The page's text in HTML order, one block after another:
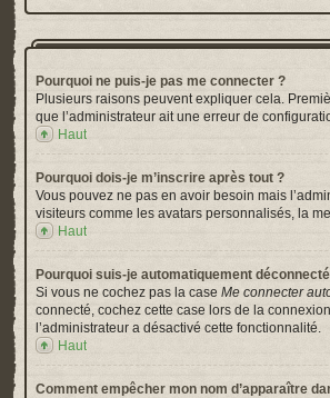
Pourquoi ne puis-je pas me connecter ?
Plusieurs raisons peuvent expliquer cela.
que l’administrateur ait une erreur de
Haut
Pourquoi dois-je m’inscrire après tout ?
Vous pouvez ne pas en avoir besoin mais
visiteurs comme les avatars personnalisés, la
Haut
Pourquoi suis-je automatiquement
Si vous ne cochez pas la case Me connecter
connecté, cochez cette case lors de la
l’administrateur a désactivé cette fonctionnalité.
Haut
Comment empêcher mon nom d’apparaître